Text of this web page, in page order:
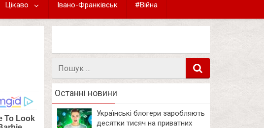
Цікаво Івано-Франківськ #Війна
Останні новини
Українські блогери заробляють
десятки тисяч на приватних